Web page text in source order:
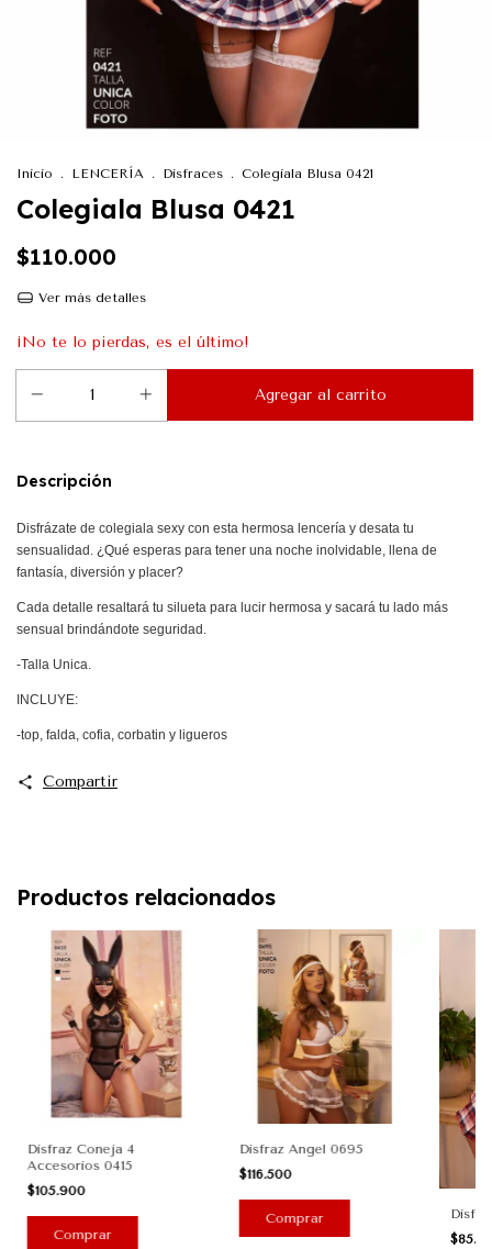
Inicio . LENCERÍA . Disfraces . Colegiala Blusa 0421
Colegiala Blusa 0421
$110.000
Ver más detalles
¡No te lo pierdas, es el último!
Descripción
Disfrázate de colegiala sexy con esta hermosa lencería y desata tu
sensualidad. ¿Qué esperas para tener una noche inolvidable, llena de
fantasía, diversión y placer?
Cada detalle resaltará tu silueta para lucir hermosa y sacará tu lado más
sensual brindándote seguridad.
-Talla Unica.
INCLUYE:
-top, falda, cofia, corbatin y ligueros
Compartir
Productos relacionados
Disfraz Coneja 4
Accesorios 0415
$105.900
Comprar
Disfraz Angel 0695
$116.500
Comprar